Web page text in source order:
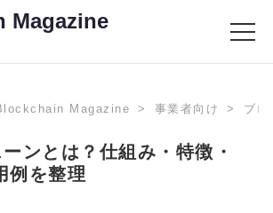
Magazine
Magazine 事業者向け ブロ
ンとは？仕組み・特徴・
例を整理